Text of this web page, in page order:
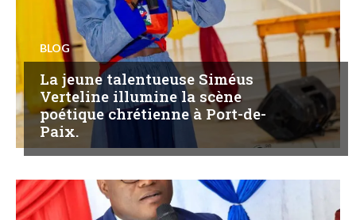
BLOG
La jeune talentueuse Siméus
Verteline illumine la scène
poétique chrétienne à Port-de-
Paix.